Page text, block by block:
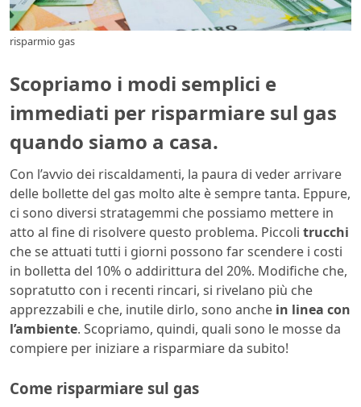
risparmio gas
Scopriamo i modi semplici e
immediati per risparmiare sul gas
quando siamo a casa.
Con l’avvio dei riscaldamenti, la paura di veder arrivare
delle bollette del gas molto alte è sempre tanta. Eppure,
ci sono diversi stratagemmi che possiamo mettere in
atto al fine di risolvere questo problema. Piccoli trucchi
che se attuati tutti i giorni possono far scendere i costi
in bolletta del 10% o addirittura del 20%. Modifiche che,
sopratutto con i recenti rincari, si rivelano più che
apprezzabili e che, inutile dirlo, sono anche in linea con
l’ambiente. Scopriamo, quindi, quali sono le mosse da
compiere per iniziare a risparmiare da subito!
Come risparmiare sul gas